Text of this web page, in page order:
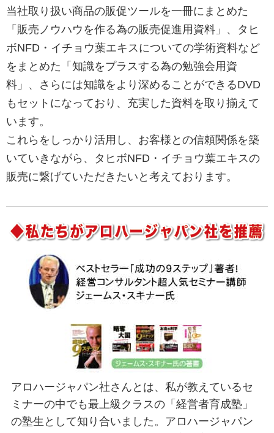
当社取り扱い商品の販促ツールを一冊にまとめた
「販売ノウハウを作る為の販売促進用資料」、タヒ
ボNFD・イチョウ葉エキスについての学術資料など
をまとめた「知識をプラスする為の勉強会用資
料」、さらには知識をより深めることができるDVD
もセットになっており、充実した資料を取り揃えて
います。
これらをしっかり活用し、お客様との信頼関係を築
いていきながら、タヒボNFD・イチョウ葉エキスの
販売に繋げていただきたいと考えております。
アロハージャパン社さんとは、私が教えているセ
ミナーの中でも最上級クラスの「経営者育成塾」
の塾生として知り合いました。アロハージャパン